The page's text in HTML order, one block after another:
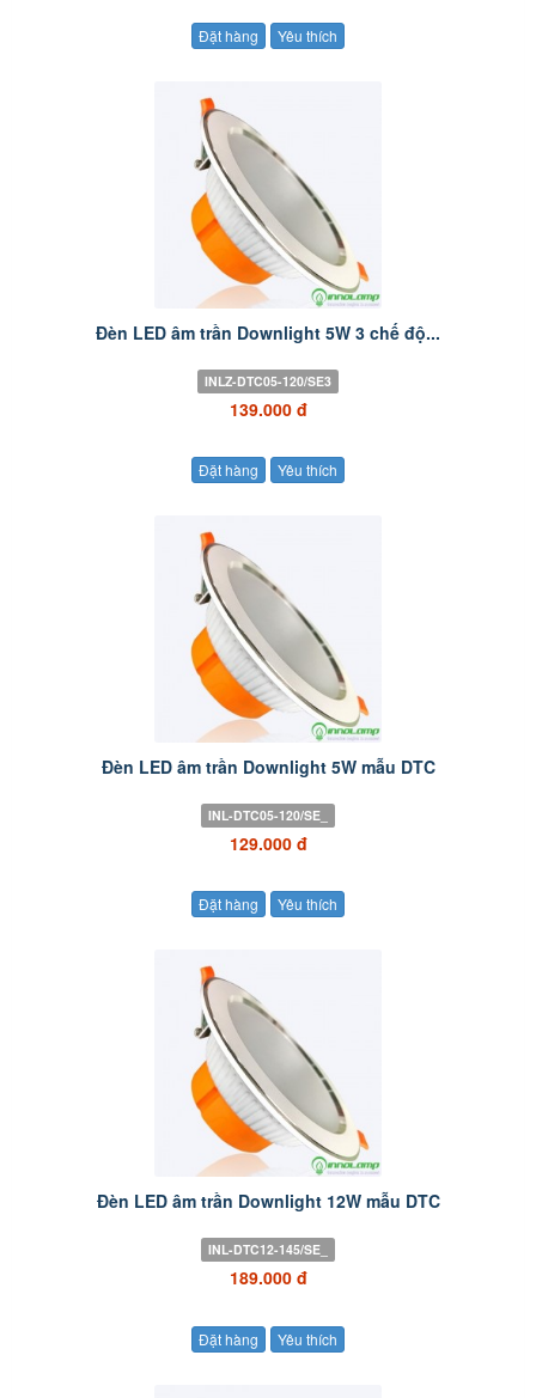
Đặt hàng Yêu thích
Đèn LED âm trần Downlight 5W 3 chế độ...
INLZ-DTC05-120/SE3
139.000 đ
Đặt hàng Yêu thích
Đèn LED âm trần Downlight 5W mẫu DTC
INL-DTC05-120/SE_
129.000 đ
Đặt hàng Yêu thích
Đèn LED âm trần Downlight 12W mẫu DTC
INL-DTC12-145/SE_
189.000 đ
Đặt hàng Yêu thích